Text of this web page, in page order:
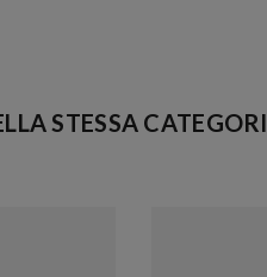
STESSA